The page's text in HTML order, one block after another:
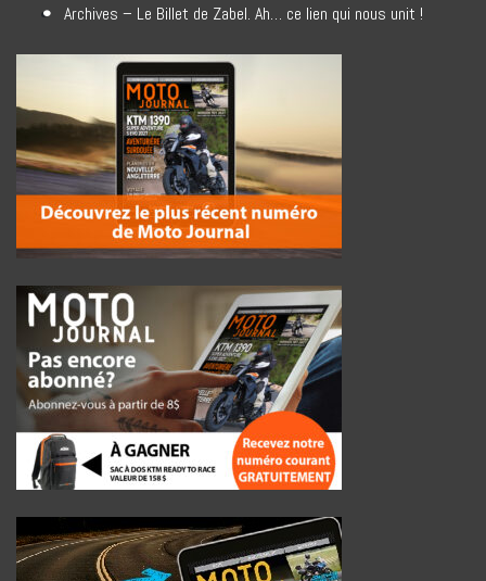
Archives – Le Billet de Zabel. Ah… ce lien qui nous unit !